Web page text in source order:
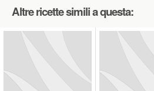
Altre ricette simili a questa: